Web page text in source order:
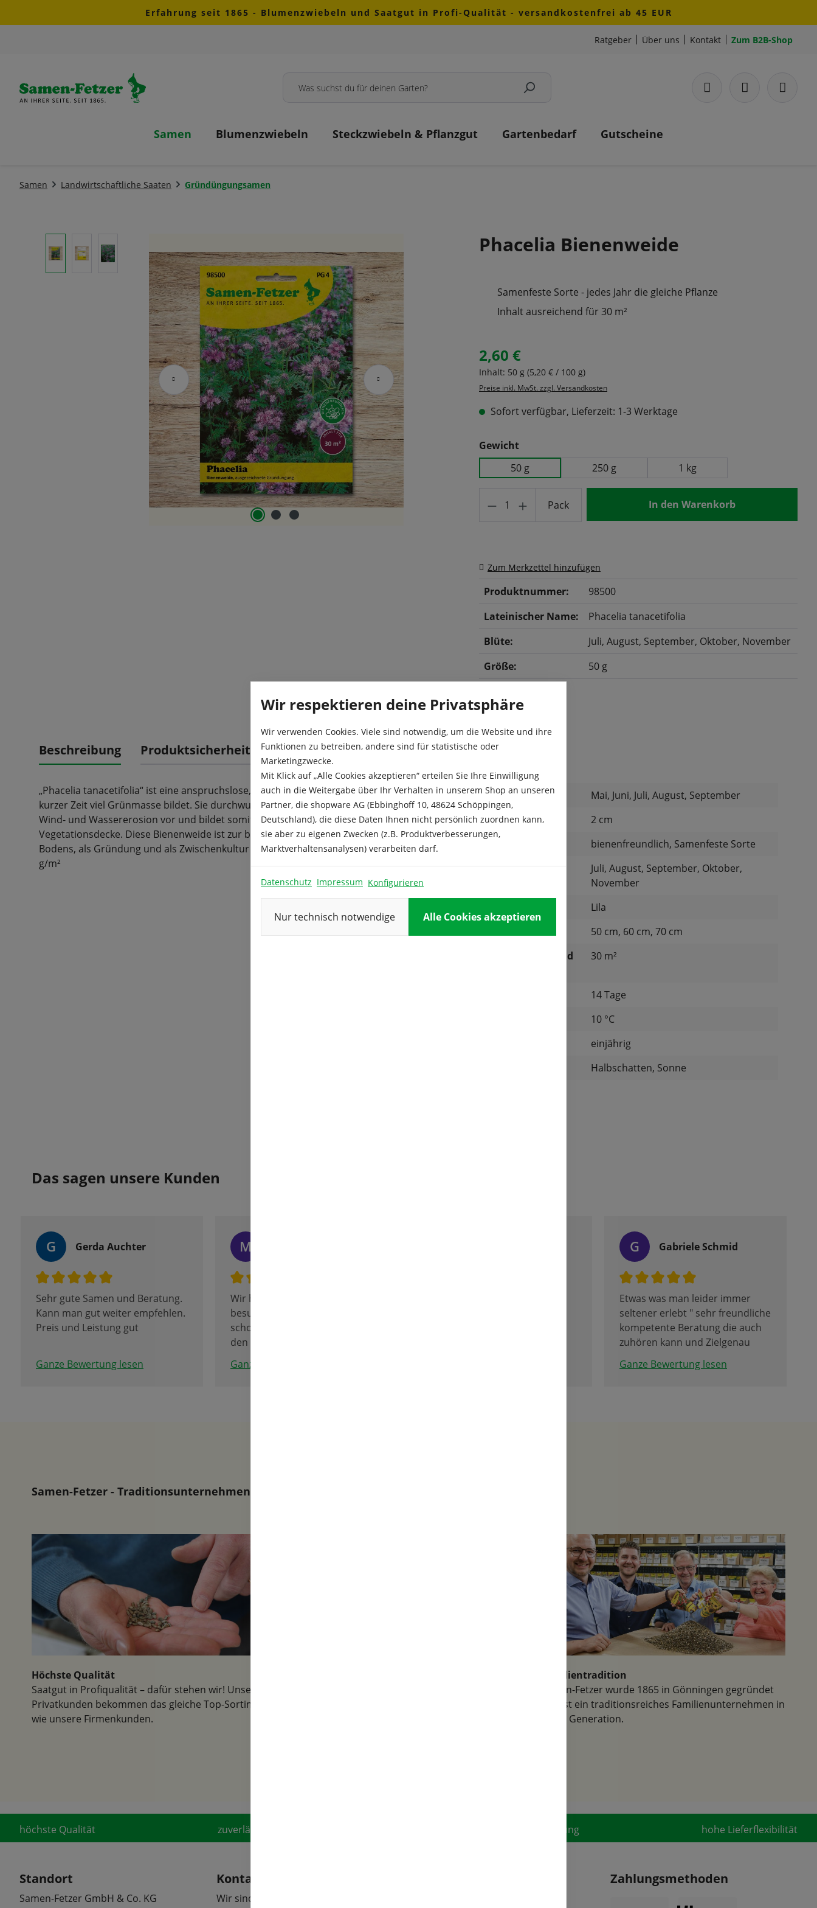
Zur Hauptnavigation springenErfahrung seit 1865 - Blumenzwiebeln und Saatgut in Profi-Qualität - versandkostenfrei ab 45 EUR
Ratgeber Über uns Kontakt Zum B2B-Shop
Samen Blumenzwiebeln Steckzwiebeln & Pflanzgut Gartenbedarf Gutscheine
Samen Landwirtschaftliche Saaten Gründüngungsamen
Phacelia Bienenweide
Samenfeste Sorte - jedes Jahr die gleiche Pflanze
Inhalt ausreichend für 30 m²
Regulärer Preis:
2,60 €
Inhalt: 50 g (5,20 € / 100 g)
Preise inkl. MwSt. zzgl. Versandkosten
Sofort verfügbar, Lieferzeit: 1-3 Werktage
Gewichtauswählen
50 g
250 g 1 kg
Produkt Anzahl: Gib den gewünschten Wert ein
Pack In den Warenkorb
Zum Merkzettel hinzufügen
Produktnummer:
98500
Lateinischer Name:
Phacelia tanacetifolia
Blüte:
Juli, August, September, Oktober, November
Größe:
50 g
Beschreibung Produktsicherheit
„Phacelia tanacetifolia“ ist eine anspruchslose, raschwüchsige Pflanze, die in
kurzer Zeit viel Grünmasse bildet. Sie durchwurzelt den Boden und beugt der
Wind- und Wassererosion vor und bildet somit eine schützende
Vegetationsdecke. Diese Bienenweide ist zur biologischen Gesundung des
Bodens, als Gründung und als Zwischenkultur geeignet. Aufwandmenge 1-2
g/m²
Aussaat:
Mai, Juni, Juli, August, September
Aussaattiefe:
2 cm
bienenfreundlich, Samenfeste Sorte
Blüte:
Juli, August, September, Oktober,
November
Lila
50 cm, 60 cm, 70 cm
Inhalt ausreichend
30 m²
14 Tage
10 °C
einjährig
Halbschatten, Sonne
Das sagen unsere Kunden
G Gerda Auchter
Sehr gute Samen und Beratung.
Kann man gut weiter empfehlen.
Preis und Leistung gut
Ganze Bewertung lesen
M
Wir haben Ostern das Probefeld
besucht, wie übrigens auch
schon die Jahre zuvor. Wir haben
den letzten Parkplatz ergattert.
Feiertag ist der Andrang
gibt bis Ende Mai 10% Rabatt,
bestellen, als man eigentlich
was man platztechnisch im
nicht unerheblich. Für unseren
etwas zu groß. Wir teilen die
Blumenzwiebeln nach der
Lieferung im Herbst stets in der
Ganze Bewertung lesen
G Gabriele Schmid
Etwas was man leider immer
seltener erlebt " sehr freundliche
kompetente Beratung die auch
zuhören kann und Zielgenau
berät und das in allen Sparten.
Tolle Firma mit erstklassigen
Ganze Bewertung lesen
Samen-Fetzer - Traditionsunternehmen in der 6. Generation
Höchste Qualität
Saatgut in Profiqualität – dafür stehen wir! Unsere
Privatkunden bekommen das gleiche Top-Sortiment
wie unsere Firmenkunden.
Familientradition
Samen-Fetzer wurde 1865 in Gönningen gegründet
und ist ein traditionsreiches Familienunternehmen in
der 6. Generation.
höchste Qualität zuverlässiger Service langjährige Branchenerfahrung hohe Lieferflexibilität
Standort
Samen-Fetzer GmbH & Co. KG
Kontakt
Wir sind telefonisch erreichbar unter:
Zahlungsmethoden
Wir respektieren deine Privatsphäre
Wir verwenden Cookies. Viele sind notwendig, um die Website und ihre
Funktionen zu betreiben, andere sind für statistische oder
Marketingzwecke.
Mit Klick auf „Alle Cookies akzeptieren“ erteilen Sie Ihre Einwilligung
auch in die Weitergabe über Ihr Verhalten in unserem Shop an unseren
Partner, die shopware AG (Ebbinghoff 10, 48624 Schöppingen,
Deutschland), die diese Daten Ihnen nicht persönlich zuordnen kann,
sie aber zu eigenen Zwecken (z.B. Produktverbesserungen,
Marktverhaltensanalysen) verarbeiten darf.
Datenschutz Impressum Konfigurieren
Nur technisch notwendige Alle Cookies akzeptieren